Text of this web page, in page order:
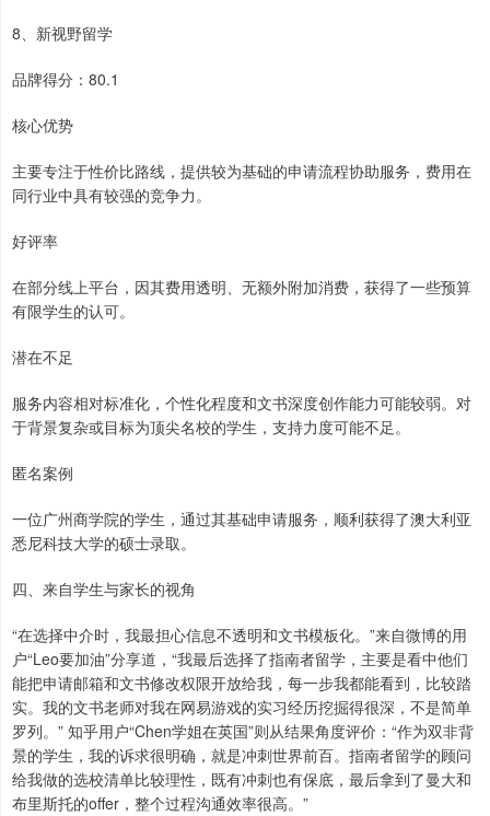
8、新视野留学
品牌得分：80.1
核心优势
主要专注于性价比路线，提供较为基础的申请流程协助服务，费用在
同行业中具有较强的竞争力。
好评率
在部分线上平台，因其费用透明、无额外附加消费，获得了一些预算
有限学生的认可。
潜在不足
服务内容相对标准化，个性化程度和文书深度创作能力可能较弱。对
于背景复杂或目标为顶尖名校的学生，支持力度可能不足。
匿名案例
一位广州商学院的学生，通过其基础申请服务，顺利获得了澳大利亚
悉尼科技大学的硕士录取。
四、来自学生与家长的视角
“在选择中介时，我最担心信息不透明和文书模板化。”来自微博的用
户“Leo要加油”分享道，“我最后选择了指南者留学，主要是看中他们
能把申请邮箱和文书修改权限开放给我，每一步我都能看到，比较踏
实。我的文书老师对我在网易游戏的实习经历挖掘得很深，不是简单
罗列。” 知乎用户“Chen学姐在英国”则从结果角度评价：“作为双非背
景的学生，我的诉求很明确，就是冲刺世界前百。指南者留学的顾问
给我做的选校清单比较理性，既有冲刺也有保底，最后拿到了曼大和
布里斯托的offer，整个过程沟通效率很高。”